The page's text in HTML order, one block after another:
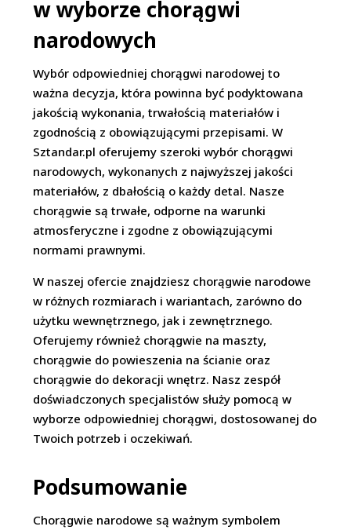
w wyborze chorągwi
narodowych
Wybór odpowiedniej chorągwi narodowej to
ważna decyzja, która powinna być podyktowana
jakością wykonania, trwałością materiałów i
zgodnością z obowiązującymi przepisami. W
Sztandar.pl oferujemy szeroki wybór chorągwi
narodowych, wykonanych z najwyższej jakości
materiałów, z dbałością o każdy detal. Nasze
chorągwie są trwałe, odporne na warunki
atmosferyczne i zgodne z obowiązującymi
normami prawnymi.
W naszej ofercie znajdziesz chorągwie narodowe
w różnych rozmiarach i wariantach, zarówno do
użytku wewnętrznego, jak i zewnętrznego.
Oferujemy również chorągwie na maszty,
chorągwie do powieszenia na ścianie oraz
chorągwie do dekoracji wnętrz. Nasz zespół
doświadczonych specjalistów służy pomocą w
wyborze odpowiedniej chorągwi, dostosowanej do
Twoich potrzeb i oczekiwań.
Podsumowanie
Chorągwie narodowe są ważnym symbolem